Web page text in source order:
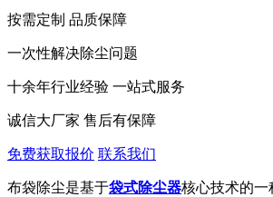
按需定制 品质保障
一次性解决除尘问题
十余年行业经验 一站式服务
诚信大厂家 售后有保障
免费获取报价 联系我们
布袋除尘是基于袋式除尘器核心技术的一